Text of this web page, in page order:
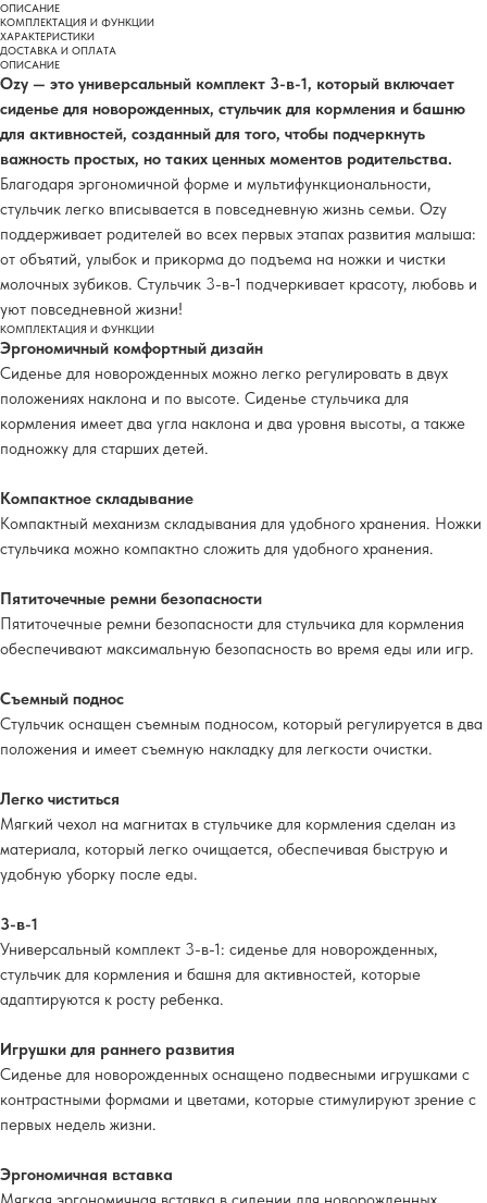
ОПИСАНИЕ
КОМПЛЕКТАЦИЯ И ФУНКЦИИ
ХАРАКТЕРИСТИКИ
ДОСТАВКА И ОПЛАТА
ОПИСАНИЕ
Ozy — это универсальный комплект 3-в-1, который включает
сиденье для новорожденных, стульчик для кормления и башню
для активностей, созданный для того, чтобы подчеркнуть
важность простых, но таких ценных моментов родительства.
Благодаря эргономичной форме и мультифункциональности,
стульчик легко вписывается в повседневную жизнь семьи. Ozy
поддерживает родителей во всех первых этапах развития малыша:
от объятий, улыбок и прикорма до подъема на ножки и чистки
молочных зубиков. Стульчик 3-в-1 подчеркивает красоту, любовь и
уют повседневной жизни!
КОМПЛЕКТАЦИЯ И ФУНКЦИИ
Эргономичный комфортный дизайн
Сиденье для новорожденных можно легко регулировать в двух
положениях наклона и по высоте. Сиденье стульчика для
кормления имеет два угла наклона и два уровня высоты, а также
подножку для старших детей.
Компактное складывание
Компактный механизм складывания для удобного хранения. Ножки
стульчика можно компактно сложить для удобного хранения.
Пятиточечные ремни безопасности
Пятиточечные ремни безопасности для стульчика для кормления
обеспечивают максимальную безопасность во время еды или игр.
Съемный поднос
Стульчик оснащен съемным подносом, который регулируется в два
положения и имеет съемную накладку для легкости очистки.
Легко чиститься
Мягкий чехол на магнитах в стульчике для кормления сделан из
материала, который легко очищается, обеспечивая быструю и
удобную уборку после еды.
3-в-1
Универсальный комплект 3-в-1: сиденье для новорожденных,
стульчик для кормления и башня для активностей, которые
адаптируются к росту ребенка.
Игрушки для раннего развития
Сиденье для новорожденных оснащено подвесными игрушками с
контрастными формами и цветами, которые стимулируют зрение с
первых недель жизни.
Эргономичная вставка